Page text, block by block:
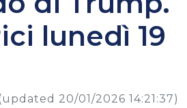
lunedì 19
(updated 20/01/2026 14:21:37)